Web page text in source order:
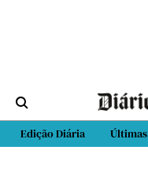
Edição Diária Últimas